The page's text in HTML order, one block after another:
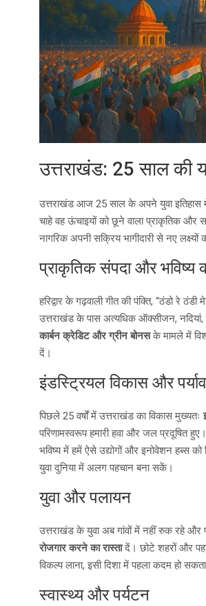
उत्तराखंड: 25 साल की
उत्तराखंड आज 25 साल के अपने युवा इतिहास
चाहे वह ऊंचाइयों को छूने वाला प्राकृतिक और
नागरिक अपनी सक्रिय भागीदारी से नए
प्राकृतिक संपदा और भविष्य
हरिद्वार के गढ़वाली गीत की पंक्ति, “ठंडो रे
उत्तराखंड के पास अत्यधिक ऑक्सीजन, नदियां,
कार्बन क्रेडिट और ग्रीन बोनसके मामले में
दें।
इंडस्ट्रियल विकास और
पिछले 25 वर्षों में उत्तराखंड का विकास मुख्यतः
परिणामस्वरूप हमारी हवा और जल प्रदूषित
भविष्य में हमें ऐसे उद्योगों और इनोवेशन हब्स
युवा दुनिया में अलग पहचान बना सकें।
युवा और पलायन
उत्तराखंड के युवा अब गांवों में नहीं रुक रहे
रोजगार करने का रास्तादें। छोटे शहरों और
विकल्प लाना, इसी दिशा में पहला कदम हो
स्वास्थ्य और पर्यटन